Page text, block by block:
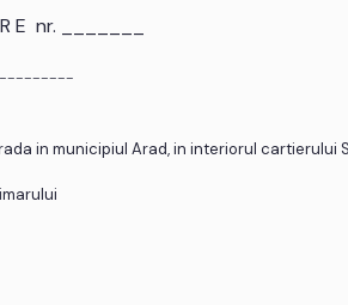
E nr. _______
in municipiul Arad, in interiorul cartierului